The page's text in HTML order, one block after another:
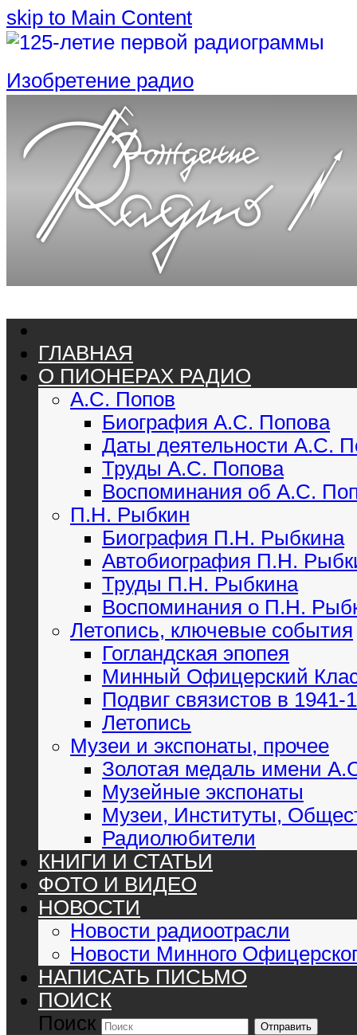
skip to Main Content
Изобретение радио
ГЛАВНАЯ
О ПИОНЕРАХ РАДИО
А.С. Попов
Биография А.С. Попова
Даты деятельности А.С.
Труды А.С. Попова
Воспоминания об А.С.
П.Н. Рыбкин
Биография П.Н. Рыбкина
Автобиография П.Н.
Труды П.Н. Рыбкина
Воспоминания о П.Н.
Летопись, ключевые события
Гогландская эпопея
Минный Офицерский
Подвиг связистов в 1941-
Летопись
Музеи и экспонаты, прочее
Золотая медаль имени
Музейные экспонаты
Музеи, Институты,
Радиолюбители
КНИГИ И СТАТЬИ
ФОТО И ВИДЕО
НОВОСТИ
Новости радиоотрасли
Новости Минного
НАПИСАТЬ ПИСЬМО
ПОИСК
Поиск
Отправить